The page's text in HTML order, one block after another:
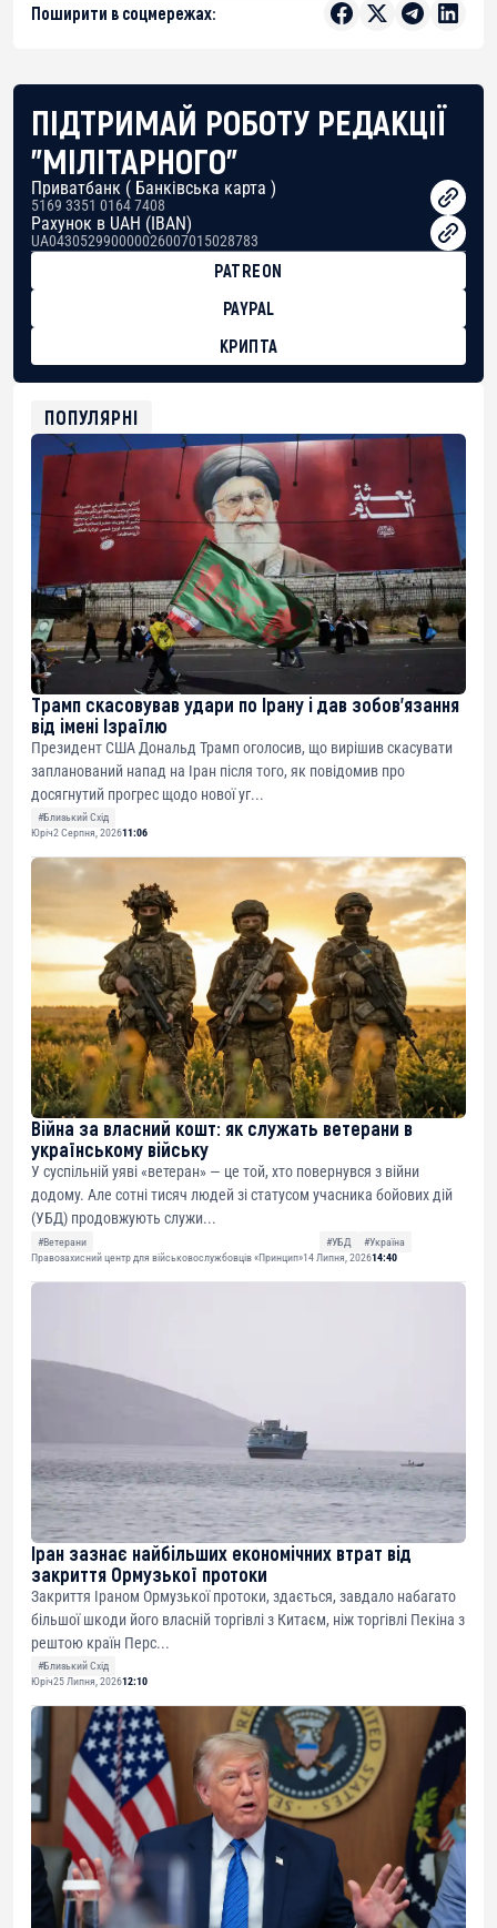
Поширити в соцмережах:
ПІДТРИМАЙ РОБОТУ РЕДАКЦІЇ
"МІЛІТАРНОГО"
Приватбанк ( Банківська карта )
5169 3351 0164 7408
Рахунок в UAH (IBAN)
UA043052990000026007015028783
PATREON
PAYPAL
КРИПТА
USDT
0x8676644fA7B6d328310283cAC1065Ae01d97CEe7
ETH
0xfD02863D3289416fcF50975c9DFda13623f97758
ПОПУЛЯРНІ
Трамп скасовував удари по Ірану і дав зобов’язання
від імені Ізраїлю
Президент США Дональд Трамп оголосив, що вирішив скасувати
запланований напад на Іран після того, як повідомив про
досягнутий прогрес щодо нової уг...
#Близький Схід
Юріч2 Серпня, 202611:06
Війна за власний кошт: як служать ветерани в
українському війську
У суспільній уяві «ветеран» — це той, хто повернувся з війни
додому. Але сотні тисяч людей зі статусом учасника бойових дій
(УБД) продовжують служи...
#Ветерани #УБД
#Україна
Правозахисний центр для військовослужбовців «Принцип»14 Липня, 202614:40
Іран зазнає найбільших економічних втрат від
закриття Ормузької протоки
Закриття Іраном Ормузької протоки, здається, завдало набагато
більшої шкоди його власній торгівлі з Китаєм, ніж торгівлі Пекіна з
рештою країн Перс...
#Близький Схід
Юріч25 Липня, 202612:10